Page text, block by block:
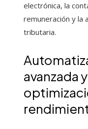
electrónica, la
remuneración y la
tributaria.
avanzada y